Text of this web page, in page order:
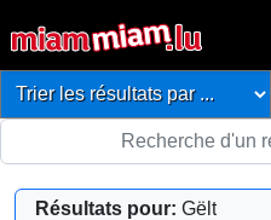
Résultats pour: Gëlt